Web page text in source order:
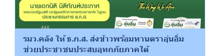
รมว.คลัง ให้ ธ.ก.ส. ส่งข้าวพร้อมทานตราอุ่นอิ่ม
ช่วยประชาชนประสบอุทกภัยภาคใต้